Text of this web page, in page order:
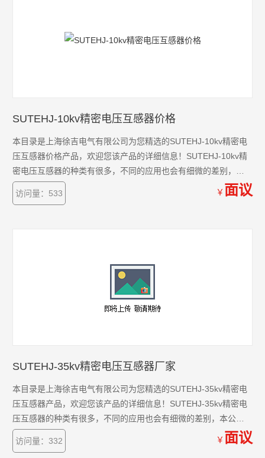
SUTEHJ-10kv精密电压互感器价格
本目录是上海徐吉电气有限公司为您精选的SUTEHJ-10kv精密电
压互感器价格产品，欢迎您该产品的详细信息！SUTEHJ-10kv精
密电压互感器的种类有很多，不同的应用也会有细微的差别，本
公司为您提供*的解决方案。
访问量：533
￥ 面议
SUTEHJ-35kv精密电压互感器厂家
本目录是上海徐吉电气有限公司为您精选的SUTEHJ-35kv精密电
压互感器产品，欢迎您该产品的详细信息！SUTEHJ-35kv精密电
压互感器的种类有很多，不同的应用也会有细微的差别，本公司
为您提供*的解决方案。
访问量：332
￥ 面议